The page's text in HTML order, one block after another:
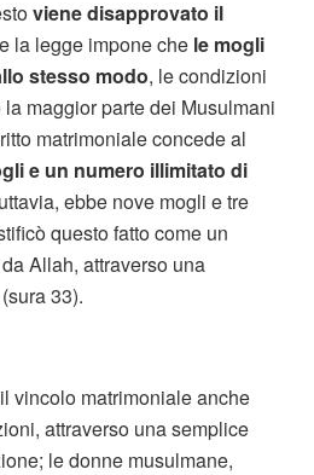
viene disapprovato il
la legge impone che le mogli
stesso modo, le condizioni
maggior parte dei Musulmani
matrimoniale concede al
e un numero illimitato di
ebbe nove mogli e tre
questo fatto come un
Allah, attraverso una
33).
vincolo matrimoniale anche
attraverso una semplice
le donne musulmane,